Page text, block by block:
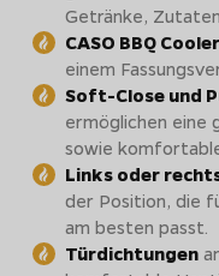
Getränke,
CASO BBQ
einem
Soft-Close und
ermöglichen eine
sowie
Links oder
der Position, die
am besten passt.
Türdichtungen